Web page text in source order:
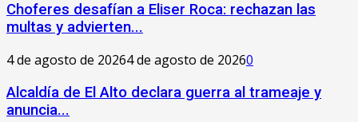
Choferes desafían a Eliser Roca: rechazan las
multas y advierten...
4 de agosto de 20264 de agosto de 20260
‎Alcaldía de El Alto declara guerra al trameaje y
anuncia...